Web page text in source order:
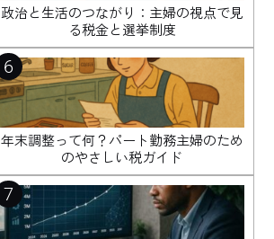
政治と生活のつながり：主婦の視点で見
る税金と選挙制度
6
年末調整って何？パート勤務主婦のため
のやさしい税ガイド
7